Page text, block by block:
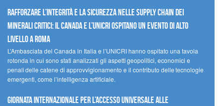
Rafforzare l’integrità e la sicurezza nelle supply chain dei
minerali critici: il Canada e l’UNICRI ospitano un evento di alto
livello a Roma
L’Ambasciata del Canada in Italia e l’UNICRI hanno ospitato una tavola
rotonda in cui sono stati analizzati gli aspetti geopolitici, economici e
penali delle catene di approvvigionamento e il contributo delle tecnologie
emergenti, come l’intelligenza artificiale.
Giornata internazionale per l’accesso universale alle